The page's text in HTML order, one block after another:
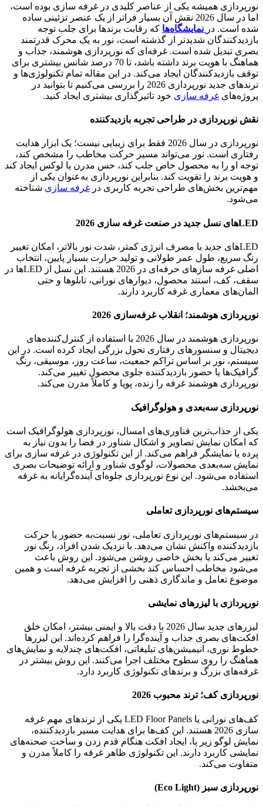
نورپردازی همیشه یکی از عناصر کلیدی در غرفه سازی بوده است،
اما در سال 2026 نقش آن بسیار فراتر از یک عنصر تزئینی ساده
شده است. در نمایشگاه‌ها که رقابت برندها برای جلب توجه
بازدیدکنندگان شدیدتر از گذشته است، نور به یک محرک قدرتمند
بصری تبدیل شده است. غرفه‌ای که نورپردازی هوشمند، جذاب و
هماهنگ با هویت برند داشته باشد، تا 70 درصد شانس بیشتری برای
توقف بازدیدکنندگان ایجاد می‌کند. در این مقاله تمام تکنولوژی‌ها و
ترندهای جدید نورپردازی 2026 را بررسی می‌کنیم تا بتوانید در
پروژه‌های غرفه سازی خود تاثیرگذاری بیشتری ایجاد کنید.
نقش نورپردازی در طراحی تجربه بازدیدکننده
نورپردازی در سال 2026 فقط برای زیبایی نیست؛ یک ابزار هدایت
رفتاری است. نور می‌تواند مسیر حرکت مخاطب را مشخص کند،
توجه او را به محصول خاص جلب کند، حس مدرن یا لوکس ایجاد کند
و هویت برند را تقویت کند. بنابراین نورپردازی به‌عنوان یکی از
مهم‌ترین بخش‌های طراحی تجربه کاربری در غرفه سازی شناخته
می‌شود.
LEDهای نسل جدید در صنعت غرفه سازی 2026
LEDهای جدید با مصرف انرژی کمتر، شدت نور بالاتر، امکان تغییر
رنگ سریع، طول عمر طولانی و تولید حرارت بسیار پایین، انتخاب
اصلی غرفه سازهای حرفه‌ای در 2026 هستند. این نسل از LEDها در
سقف، کف، استند محصول، دیوارهای نورانی، تابلوها و حتی
المان‌های معماری غرفه کاربرد دارند.
نورپردازی هوشمند؛ انقلاب غرفه‌سازی 2026
نورپردازی هوشمند در سال 2026 با استفاده از کنترل‌کننده‌های
دیجیتال و سنسورهای رفتاری تحول بزرگی ایجاد کرده است. در این
سیستم، نور بر اساس تراکم جمعیت، ساعت روز، موسیقی، رنگ
گرافیک‌ها یا حضور بازدیدکننده جلوی محصول تغییر می‌کند.
نورپردازی هوشمند غرفه را زنده، پویا و کاملاً مدرن می‌کند.
نورپردازی سه‌بعدی و هولوگرافیک
یکی از جذاب‌ترین فناوری‌های امسال، نورپردازی هولوگرافیک است
که امکان نمایش تصاویر و اشکال شناور در فضا را بدون نیاز به
پرده یا نمایشگر فراهم می‌کند. از این تکنولوژی در غرفه سازی برای
نمایش سه‌بعدی محصولات، لوگوی شناور و ارائه توضیحات بصری
استفاده می‌شود. این نوع نورپردازی جلوه‌ای آینده‌گرایانه به غرفه
می‌بخشد.
سیستم‌های نورپردازی تعاملی
در سیستم‌های نورپردازی تعاملی، نور نسبت‌به حضور یا حرکت
بازدیدکننده واکنش نشان می‌دهد. با نزدیک شدن افراد، رنگ نور
تغییر می‌کند یا بخش خاصی روشن می‌شود. این روش باعث
می‌شود مخاطب احساس کند بخشی از تجربه غرفه است و همین
موضوع تعامل و ماندگاری ذهنی را افزایش می‌دهد.
نورپردازی با لیزرهای نمایشی
لیزرهای جدید سال 2026 با دقت بالا و ایمنی بیشتر، امکان خلق
افکت‌های بصری جذاب و آینده‌گرا را فراهم کرده‌اند. این لیزرها
خطوط نوری، انیمیشن‌های تبلیغاتی، افکت‌های چندلایه و نمایش‌های
هماهنگ را روی سطوح مختلف اجرا می‌کنند. این روش بیشتر در
غرفه‌های بزرگ و برندهای تکنولوژی کاربرد دارد.
نورپردازی کف؛ ترند محبوب 2026
کف‌های نورانی یا LED Floor Panels یکی از ترندهای مهم غرفه
سازی 2026 هستند. این کف‌ها برای هدایت مسیر بازدیدکننده،
نمایش لوگو زیر پا، ایجاد افکت هنگام قدم زدن و ساخت صحنه‌های
نمایشی کاربرد دارند. این تکنولوژی ظاهر غرفه را کاملاً مدرن و
متفاوت می‌کند.
نورپردازی سبز (Eco Light)